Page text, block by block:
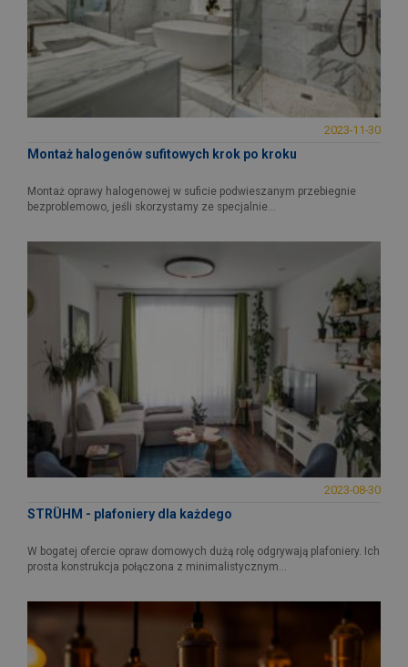
2023-11-30
Montaż halogenów sufitowych krok po kroku
Montaż oprawy halogenowej w suficie podwieszanym przebiegnie
bezproblemowo, jeśli skorzystamy ze specjalnie...
2023-08-30
STRÜHM - plafoniery dla każdego
W bogatej ofercie opraw domowych dużą rolę odgrywają plafoniery. Ich
prosta konstrukcja połączona z minimalistycznym...